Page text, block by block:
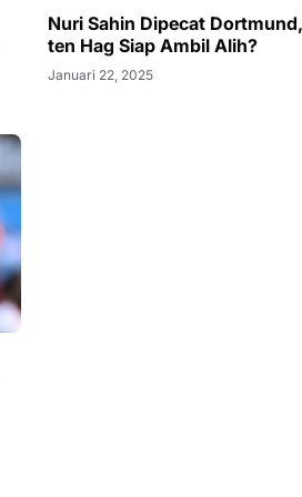
Nuri Sahin Dipecat
ten Hag Siap Ambil Alih?
Januari 22, 2025